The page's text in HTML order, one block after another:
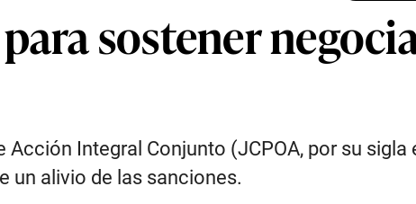
sostener
Integral Conjunto (JCPOA, por su sigla
un alivio de las sanciones.